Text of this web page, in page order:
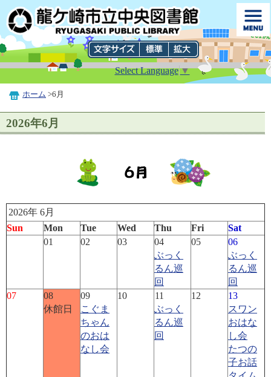
Select Language▼
ホーム >6月
2026年6月
2026年 6月
Sun
Mon Tue Wed Thu Fri
Sat
01
02 03
04
ぶっく
るん巡
回
05
06
ぶっく
るん巡
回
07
08
休館日
09
こぐま
ちゃん
のおは
なし会
10
11
ぶっく
るん巡
回
12
13
スワン
おはな
し会
たつの
子お話